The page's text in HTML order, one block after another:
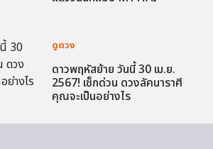
ดูดวง
ดาวพฤหัสย้าย วันนี้ 30 เม.ย.
2567! เช็กด่วน ดวงลัคนาราศี
คุณจะเป็นอย่างไร